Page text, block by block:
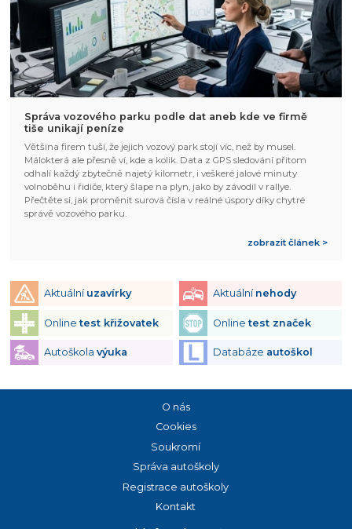
Správa vozového parku podle dat aneb kde ve firmě
tiše unikají peníze
Většina firem tuší, že jejich vozový park stojí víc, než by musel.
Málokterá ale přesně ví, kde a kolik. Data z GPS sledování přitom
odhalí každý zbytečně najetý kilometr, i veškeré jalové minuty
volnoběhu i řidiče, který šlape na plyn, jako by závodil v rallye.
Přečtěte si, jak proměnit surová čísla v reálné úspory díky chytré
správě vozového parku.
zobrazit článek >
Aktuální uzavírky Aktuální nehody
Onlinetest křižovatek Onlinetest značek
Autoškola výuka Databáze autoškol
O nás
Cookies
Soukromí
Správa autoškoly
Registrace autoškoly
Kontakt